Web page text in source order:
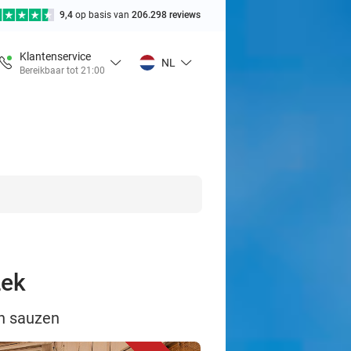
9,4 op basis van 206.298 reviews
Klantenservice
Bereikbaar tot 21:00
NL
sauzen